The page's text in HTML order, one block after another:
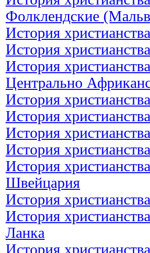
Фолклендские
История
История
История
Центрально
История
История
История
История
История
Швейцария
История
История
Ланка
История